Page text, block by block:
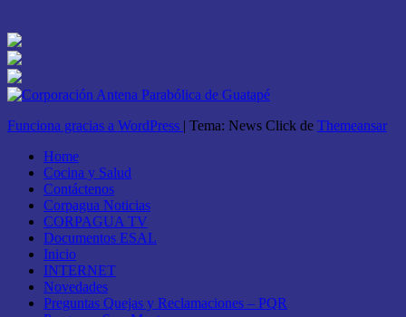
Funciona gracias a WordPress | Tema: News Click de Themeansar
Home
Cocina y Salud
Contáctenos
Corpagua Noticias
CORPAGUA TV
Documentos ESAL
Inicio
INTERNET
Novedades
Preguntas Quejas y Reclamaciones – PQR